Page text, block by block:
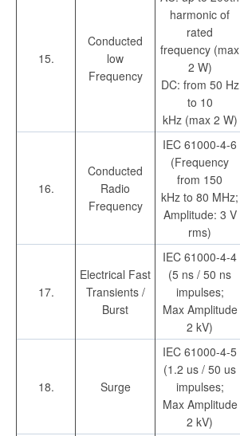
15.
Conducted
low
Frequency
harmonic of
rated
frequency (max
2 W)
DC: from 50 Hz
to 10
kHz (max 2 W)
16.
Conducted
Radio
Frequency
IEC 61000-4-6
(Frequency
from 150
kHz to 80 MHz;
Amplitude: 3 V
rms)
17.
Electrical Fast
Transients /
Burst
IEC 61000-4-4
(5 ns / 50 ns
impulses;
Max Amplitude
2 kV)
18. Surge
IEC 61000-4-5
(1.2 us / 50 us
impulses;
Max Amplitude
2 kV)